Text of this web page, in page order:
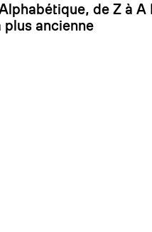
de Z à A
plus ancienne